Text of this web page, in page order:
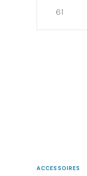
61
ACCESSOIRES